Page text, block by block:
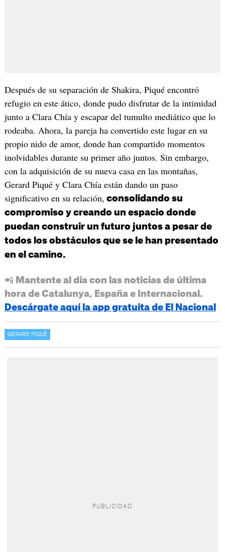
Después de su separación de Shakira, Piqué encontró
refugio en este ático, donde pudo disfrutar de la intimidad
junto a Clara Chía y escapar del tumulto mediático que lo
rodeaba. Ahora, la pareja ha convertido este lugar en su
propio nido de amor, donde han compartido momentos
inolvidables durante su primer año juntos. Sin embargo,
con la adquisición de su nueva casa en las montañas,
Gerard Piqué y Clara Chía están dando un paso
significativo en su relación, consolidando su
compromiso y creando un espacio donde
puedan construir un futuro juntos a pesar de
todos los obstáculos que se le han presentado
en el camino.
📲 Mantente al día con las noticias de última
hora de Catalunya, España e Internacional.
Descárgate aquí la app gratuita de El Nacional
GERARD PIQUÉ